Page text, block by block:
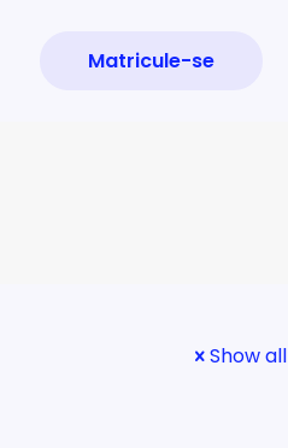
Matricule-se
Show all